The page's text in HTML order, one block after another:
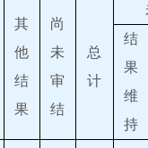
其
他
结
果
尚
未
审
结
总
计
结
果
维
持